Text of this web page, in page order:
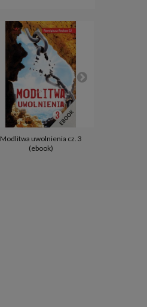
Modlitwa uwolnienia cz. 3
(ebook)